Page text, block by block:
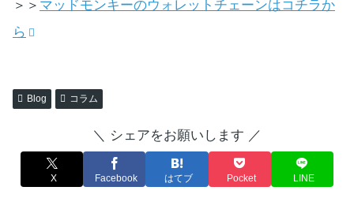
＞＞ マッドモンキーのウォレットチェーンはコチラか
ら
Blog コラム
＼ シェアをお願いします ／
X Facebook はてブ Pocket LINE